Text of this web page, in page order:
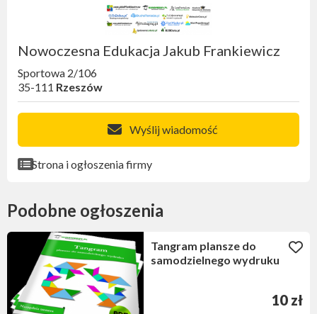
Nowoczesna Edukacja Jakub Frankiewicz
Sportowa 2/106
35-111 Rzeszów
Wyślij wiadomość
Strona i ogłoszenia firmy
Podobne ogłoszenia
Tangram plansze do
samodzielnego wydruku
10 zł